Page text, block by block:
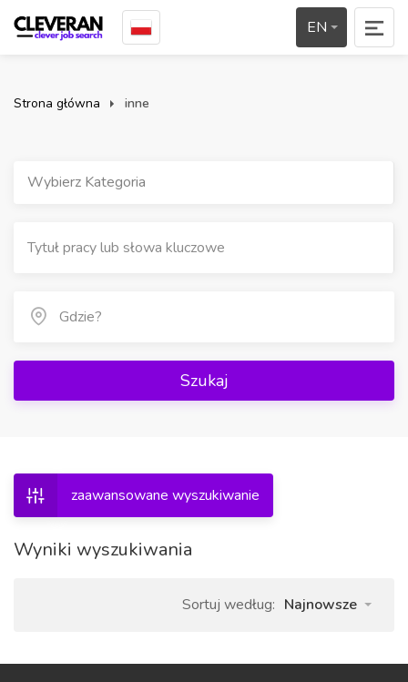
EN
Strona główna inne
Wybierz Kategoria
Szukaj
zaawansowane wyszukiwanie
Wyniki wyszukiwania
Sortuj według: Najnowsze